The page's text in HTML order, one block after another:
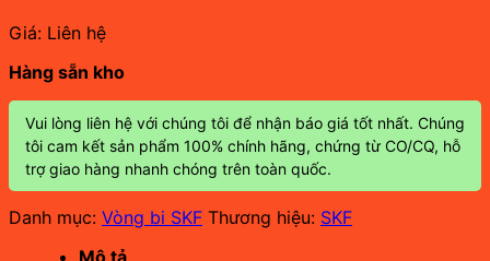
Giá: Liên hệ
Hàng sẵn kho
Vui lòng liên hệ với chúng tôi để nhận báo giá tốt nhất. Chúng
tôi cam kết sản phẩm 100% chính hãng, chứng từ CO/CQ, hỗ
trợ giao hàng nhanh chóng trên toàn quốc.
Danh mục: Vòng bi SKF Thương hiệu: SKF
Mô tả